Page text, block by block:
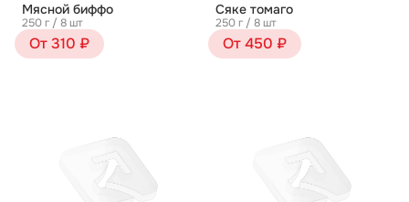
Мясной биффо
250 г / 8 шт
От 310 ₽
Сяке томаго
250 г / 8 шт
От 450 ₽